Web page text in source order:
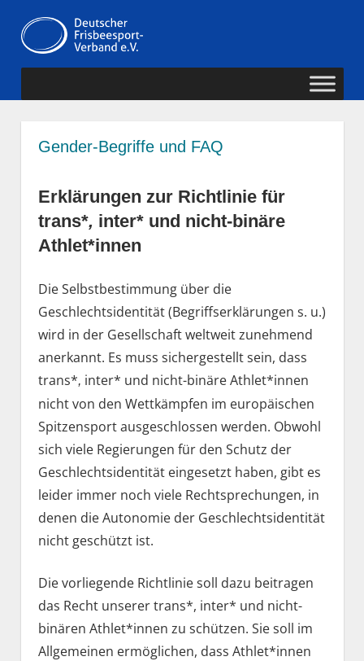
Inhalt
springen
Frisbeesport-
Verband
Gender-Begriffe und FAQ
Erklärungen zur Richtlinie für
trans*, inter* und nicht-binäre
Athlet*innen
Die Selbstbestimmung über die
Geschlechtsidentität (Begriffserklärungen s. u.)
wird in der Gesellschaft weltweit zunehmend
anerkannt. Es muss sichergestellt sein, dass
trans*, inter* und nicht-binäre Athlet*innen
nicht von den Wettkämpfen im europäischen
Spitzensport ausgeschlossen werden. Obwohl
sich viele Regierungen für den Schutz der
Geschlechtsidentität eingesetzt haben, gibt es
leider immer noch viele Rechtsprechungen, in
denen die Autonomie der Geschlechtsidentität
nicht geschützt ist.
Die vorliegende Richtlinie soll dazu beitragen
das Recht unserer trans*, inter* und nicht-
binären Athlet*innen zu schützen. Sie soll im
Allgemeinen ermöglichen, dass Athlet*innen